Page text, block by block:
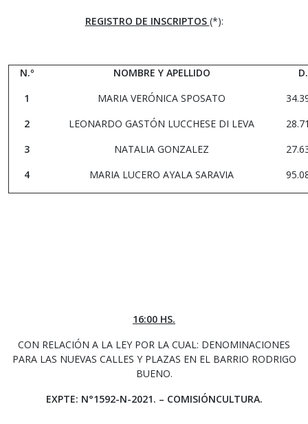
REGISTRO DE INSCRIPTOS (*):
N.º NOMBRE Y APELLIDO
1
MARIA VERÓNICA SPOSATO
2
LEONARDO GASTÓN LUCCHESE DI LEVA
3
NATALIA GONZALEZ
4
MARIA LUCERO AYALA SARAVIA
16:00 HS.
CON RELACIÓN A LA LEY POR LA CUAL: DENOMINACIONES
PARA LAS NUEVAS CALLES Y PLAZAS EN EL BARRIO RODRIGO
BUENO.
EXPTE: N°1592-N-2021. – COMISIÓNCULTURA.